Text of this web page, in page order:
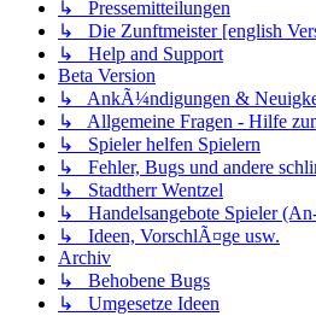
↳ Pressemitteilungen
↳ Die Zunftmeister [english
↳ Help and Support
Beta Version
↳ AnkÃ¼ndigungen &
↳ Allgemeine Fragen - Hilfe
↳ Spieler helfen Spielern
↳ Fehler, Bugs und andere
↳ Stadtherr Wentzel
↳ Handelsangebote Spieler
↳ Ideen, VorschlÃ¤ge usw.
Archiv
↳ Behobene Bugs
↳ Umgesetze Ideen